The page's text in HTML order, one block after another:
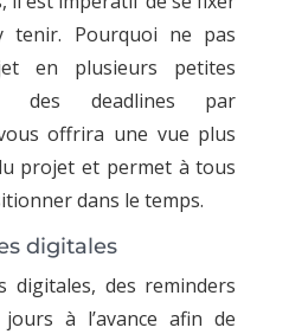
tenir. Pourquoi ne pas
en plusieurs petites
des deadlines par
offrira une vue plus
projet et permet à tous
dans le temps.
digitales
digitales, des reminders
à l’avance afin de